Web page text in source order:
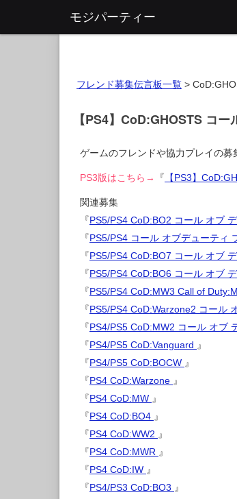
モジパーティー
フレンド募集伝言板一覧 >
【PS4】CoD:GHOSTS コ
ゲームのフレンドや協力プレイの募
PS3版はこちら→ 『 【PS3】
関連募集
『PS5/PS4 CoD:BO2 コール オブ
『PS5/PS4 コール オブデューティ
『PS5/PS4 CoD:BO7 コール オブ
『PS5/PS4 CoD:BO6 コール オブ
『PS5/PS4 CoD:MW3 Call of
『PS5/PS4 CoD:Warzone2 コール
『PS4/PS5 CoD:MW2 コール オブ
『PS4/PS5 CoD:Vanguard 』
『PS4/PS5 CoD:BOCW 』
『PS4 CoD:Warzone 』
『PS4 CoD:MW 』
『PS4 CoD:BO4 』
『PS4 CoD:WW2 』
『PS4 CoD:MWR 』
『PS4 CoD:IW 』
『PS4/PS3 CoD:BO3 』